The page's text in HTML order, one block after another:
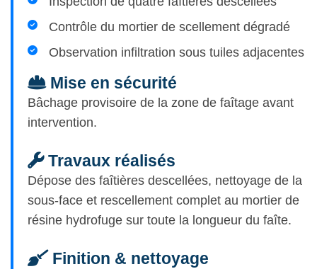
Contrôle du mortier de scellement dégradé
Observation infiltration sous tuiles adjacentes
Mise en sécurité
Bâchage provisoire de la zone de faîtage avant
intervention.
Travaux réalisés
Dépose des faîtières descellées, nettoyage de la
sous-face et rescellement complet au mortier de
résine hydrofuge sur toute la longueur du faîte.
Finition & nettoyage